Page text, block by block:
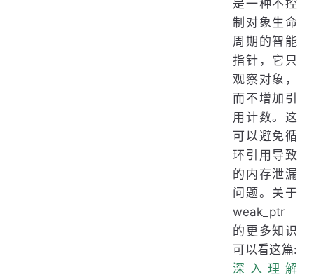
是一种不控
制对象生命
周期的智能
指针，它只
观察对象，
而不增加引
用计数。这
可以避免循
环引用导致
的内存泄漏
问题。关于
weak_ptr
的更多知识
可以看这篇:
深入理解